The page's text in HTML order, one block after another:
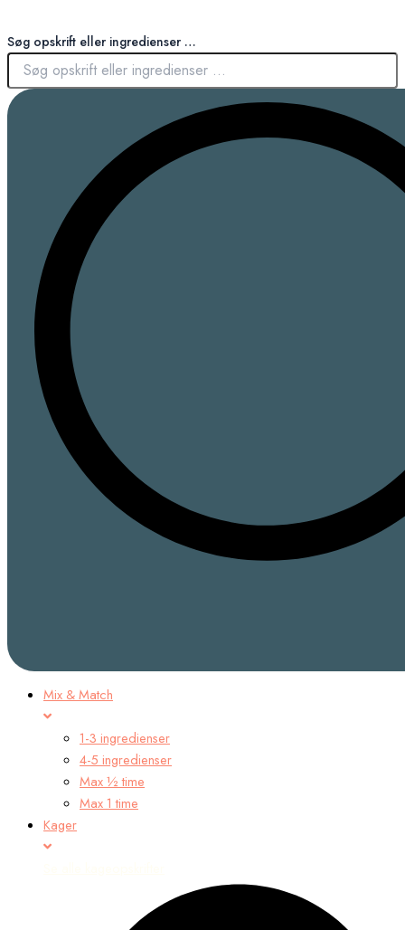
Søg opskrift eller ingredienser …
Mix & Match
1-3 ingredienser
4-5 ingredienser
Max ½ time
Max 1 time
Kager